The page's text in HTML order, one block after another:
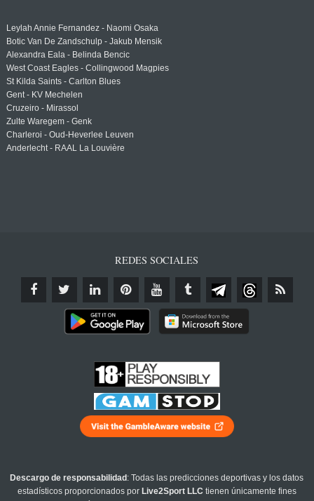
Leylah Annie Fernandez - Naomi Osaka
Botic Van De Zandschulp - Jakub Mensik
Alexandra Eala - Belinda Bencic
West Coast Eagles - Collingwood Magpies
St Kilda Saints - Carlton Blues
Gent - KV Mechelen
Cruzeiro - Mirassol
Zulte Waregem - Genk
Charleroi - Oud-Heverlee Leuven
Anderlecht - RAAL La Louvière
REDES SOCIALES
Descargo de responsabilidad : Todas las predicciones deportivas y los datos
estadísticos proporcionados por Live2Sport LLC tienen únicamente fines